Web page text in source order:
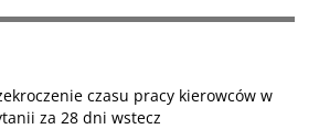
czasu pracy kierowców w
za 28 dni wstecz